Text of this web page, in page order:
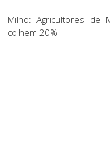
Milho: Agricultores de
colhem 20%